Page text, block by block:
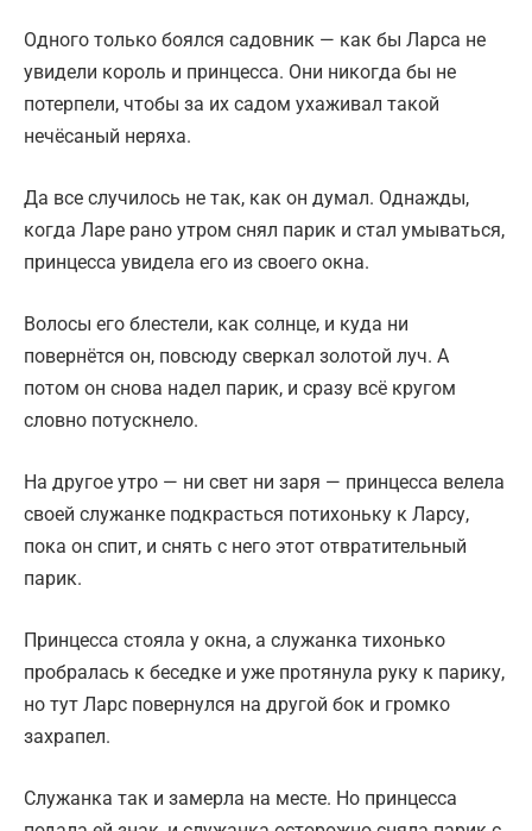
Одного только боялся садовник — как бы Ларса не
увидели король и принцесса. Они никогда бы не
потерпели, чтобы за их садом ухаживал такой
нечёсаный неряха.
Да все случилось не так, как он думал. Однажды,
когда Ларе рано утром снял парик и стал умываться,
принцесса увидела его из своего окна.
Волосы его блестели, как солнце, и куда ни
повернётся он, повсюду сверкал золотой луч. А
потом он снова надел парик, и сразу всё кругом
словно потускнело.
На другое утро — ни свет ни заря — принцесса велела
своей служанке подкрасться потихоньку к Ларсу,
пока он спит, и снять с него этот отвратительный
парик.
Принцесса стояла у окна, а служанка тихонько
пробралась к беседке и уже протянула руку к парику,
но тут Ларс повернулся на другой бок и громко
захрапел.
Служанка так и замерла на месте. Но принцесса